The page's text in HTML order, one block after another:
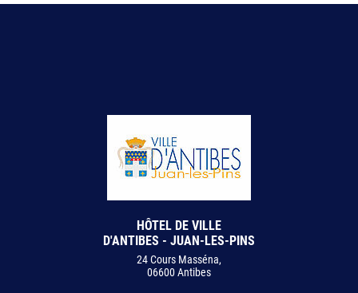
HÔTEL DE VILLE
D'ANTIBES - JUAN-LES-PINS
24 Cours Masséna,
06600 Antibes